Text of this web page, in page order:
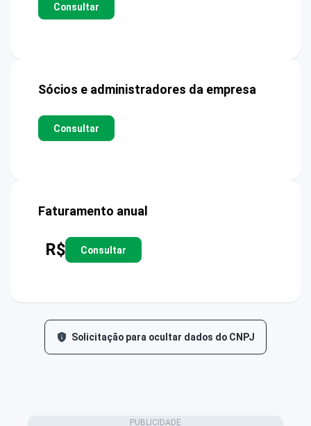
Consultar
Sócios e administradores da empresa
Consultar
Faturamento anual
R$ Consultar
Solicitação para ocultar dados do CNPJ